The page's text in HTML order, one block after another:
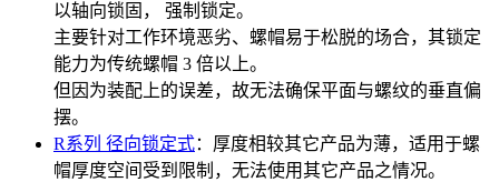
以轴向锁固， 强制锁定。
主要针对工作环境恶劣、螺帽易于松脱的场合，其锁定
能力为传统螺帽 3 倍以上。
但因为装配上的误差，故无法确保平面与螺纹的垂直偏
摆。
R系列 径向锁定式：厚度相较其它产品为薄，适用于螺
帽厚度空间受到限制，无法使用其它产品之情况。